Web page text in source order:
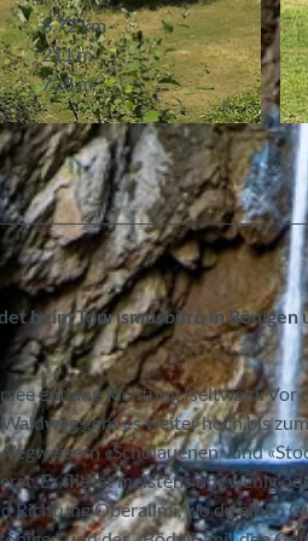
©
8,72 km
211 m
738 m
beim Tourismusbüro in Bönigen
entlang Richtung Iseltwald. Vor
geht es weiter hoch bis
«Scholauenen» und
Es fliesst meistens nur wenig
Richtung Oberallmi, wo du einen